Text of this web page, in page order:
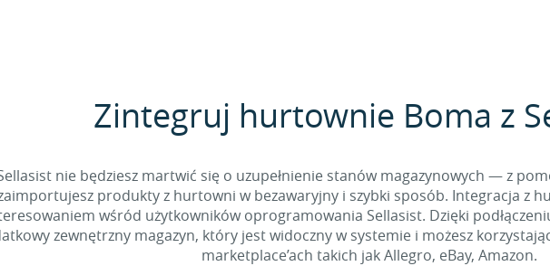
Zintegruj hurtownie Boma z
nie będziesz martwić się o uzupełnienie stanów magazynowych — z
produkty z hurtowni w bezawaryjny i szybki sposób. Integracja z
wśród użytkowników oprogramowania Sellasist. Dzięki
zewnętrzny magazyn, który jest widoczny w systemie i możesz
marketplace’ach takich jak Allegro, eBay, Amazon.